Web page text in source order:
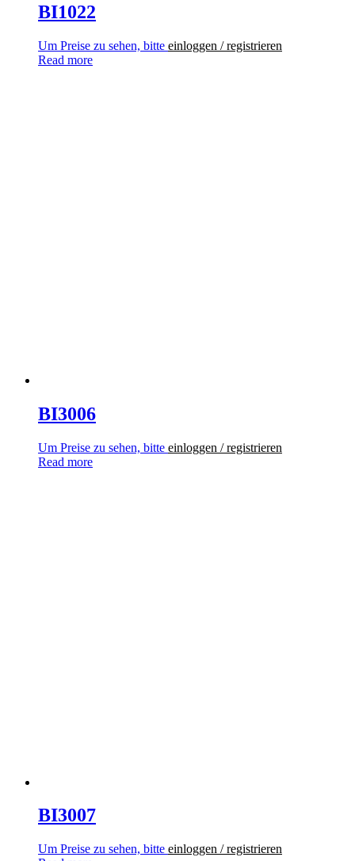
BI1022
Um Preise zu sehen, bitte einloggen / registrieren
Read more
BI3006
Um Preise zu sehen, bitte einloggen / registrieren
Read more
BI3007
Um Preise zu sehen, bitte einloggen / registrieren